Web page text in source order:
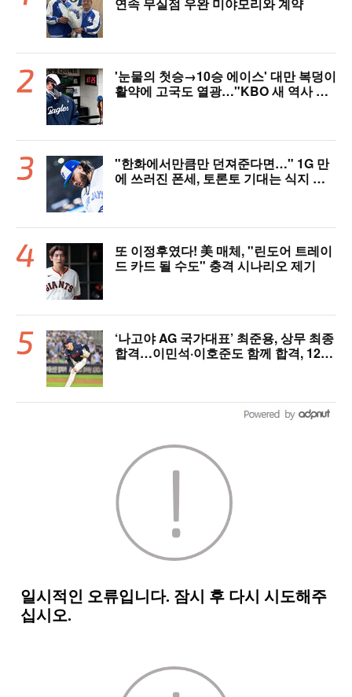
'눈물의 첫승→10승 에이스' 대만 복덩이
활약에 고국도 열광…"KBO 새 역사 썼
"한화에서만큼만 던져준다면…" 1G 만
에 쓰러진 폰세, 토론토 기대는 식지 않
또 이정후였다! 美 매체, "린도어 트레이
드 카드 될 수도" 충격 시나리오 제기
‘나고야 AG 국가대표’ 최준용, 상무 최종
합격…이민석·이호준도 함께 합격, 12월